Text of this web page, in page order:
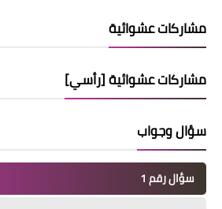
مشاركات عشوائية
مشاركات عشوائية [رأسي]
سؤال وجواب
سؤال رقم 1